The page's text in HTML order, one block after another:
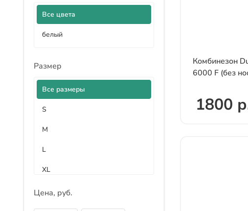
Все цвета
белый
Размер
Все размеры
S
M
L
XL
XXL
Цена, руб.
Комбинезон
6000 F (без
1800